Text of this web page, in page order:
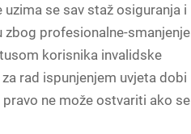
se sav staž osiguranja i
zbog profesionalne-smanjenje
korisnika invalidske
rad ispunjenjem uvjeta dobi
ne može ostvariti ako se